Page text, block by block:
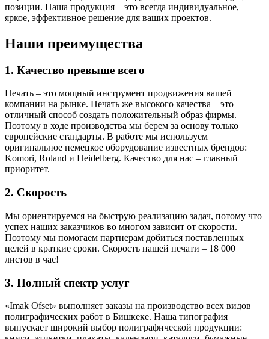
позиции. Наша продукция – это всегда индивидуальное,
яркое, эффективное решение для ваших проектов.
Наши преимущества
1. Качество превыше всего
Печать – это мощный инструмент продвижения вашей
компании на рынке. Печать же высокого качества – это
отличный способ создать положительный образ фирмы.
Поэтому в ходе производства мы берем за основу только
европейские стандарты. В работе мы используем
оригинальное немецкое оборудование известных брендов:
Komori, Roland и Heidelberg. Качество для нас – главный
приоритет.
2. Скорость
Мы ориентируемся на быструю реализацию задач, потому что
успех наших заказчиков во многом зависит от скорости.
Поэтому мы помогаем партнерам добиться поставленных
целей в краткие сроки. Скорость нашей печати – 18 000
листов в час!
3. Полный спектр услуг
«Imak Ofset» выполняет заказы на производство всех видов
полиграфических работ в Бишкеке. Наша типография
выпускает широкий выбор полиграфической продукции: